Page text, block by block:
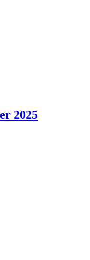
2025